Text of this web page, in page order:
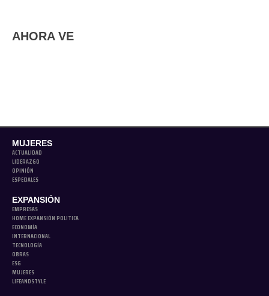
AHORA VE
MUJERES
ACTUALIDAD
LIDERAZGO
OPINIÓN
ESPECIALES
EXPANSIÓN
EMPRESAS
HOME EXPANSIÓN POLITICA
ECONOMÍA
INTERNACIONAL
TECNOLOGÍA
OBRAS
ESG
MUJERES
LIFEANDSTYLE